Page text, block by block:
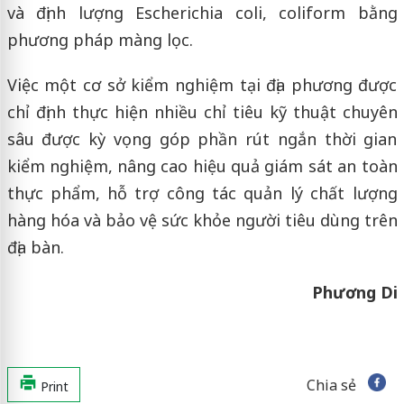
và định lượng Escherichia coli, coliform bằng
phương pháp màng lọc.
Việc một cơ sở kiểm nghiệm tại địa phương được
chỉ định thực hiện nhiều chỉ tiêu kỹ thuật chuyên
sâu được kỳ vọng góp phần rút ngắn thời gian
kiểm nghiệm, nâng cao hiệu quả giám sát an toàn
thực phẩm, hỗ trợ công tác quản lý chất lượng
hàng hóa và bảo vệ sức khỏe người tiêu dùng trên
địa bàn.
Phương Di
Print Chia sẻ